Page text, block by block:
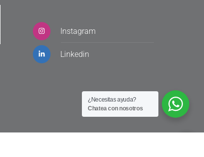
Instagram
Linkedin
¿Necesitas ayuda?
Chatea con nosotros